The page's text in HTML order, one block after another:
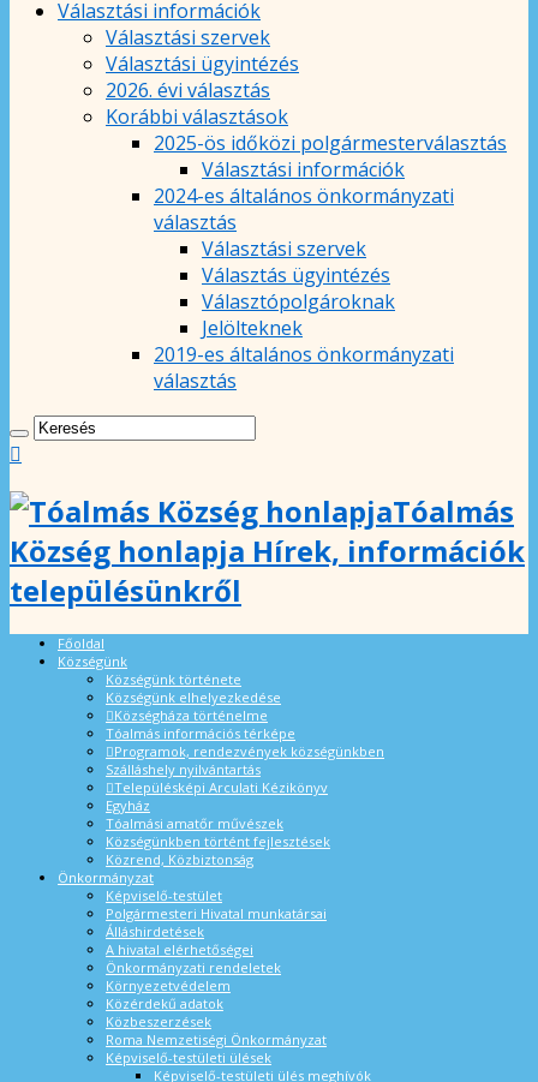
Választási információk
Választási szervek
Választási ügyintézés
2026. évi választás
Korábbi választások
2025-ös időközi polgármesterválasztás
Választási információk
2024-es általános önkormányzati
választás
Választási szervek
Választás ügyintézés
Választópolgároknak
Jelölteknek
2019-es általános önkormányzati
választás
Tóalmás
Község honlapja Hírek, információk
településünkről
Főoldal
Községünk
Községünk története
Községünk elhelyezkedése
Községháza történelme
Tóalmás információs térképe
Programok, rendezvények községünkben
Szálláshely nyilvántartás
Településképi Arculati Kézikönyv
Egyház
Tóalmási amatőr művészek
Községünkben történt fejlesztések
Közrend, Közbiztonság
Önkormányzat
Képviselő-testület
Polgármesteri Hivatal munkatársai
Álláshirdetések
A hivatal elérhetőségei
Önkormányzati rendeletek
Környezetvédelem
Közérdekű adatok
Közbeszerzések
Roma Nemzetiségi Önkormányzat
Képviselő-testületi ülések
Képviselő-testületi ülés meghívók